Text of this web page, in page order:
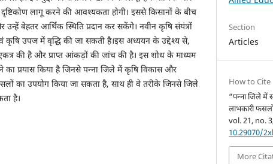
दृष्टिकोण लागू करने की आवश्यकता होगी। इससे किसानों के बीच
बेहतर आर्थिक स्थिति प्रदान कर सकेंगे। नवीन कृषि संयंत्रों
उपज में वृद्धि की जा सकती है।इस अध्ययन के उद्देश्य से,
एकत्र की है और प्राप्त आंकड़ों की जांच की है। इस शोध के माध्यम
प्रयास किया है जिनसे पन्ना जिले में कृषि विकास और
का उपयोग किया जा सकता है, साथ ही वे तरीके जिनसे जिले
है।
Section
Articles
How to Cite
“पन्ना जिले में
लाभकारी
vol. 21, no.
10.29070/
More